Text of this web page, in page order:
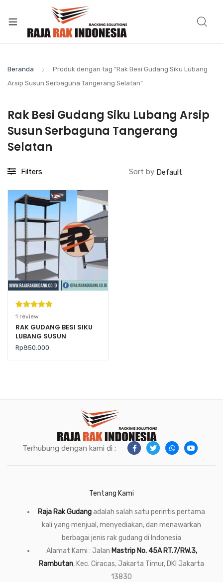
Beranda
Produk dengan tag “Rak Besi Gudang Siku Lubang
Arsip Susun Serbaguna Tangerang Selatan”
Rak Besi Gudang Siku Lubang Arsip
Susun Serbaguna Tangerang
Selatan
Filters Sort by
Peringkat
5.00dari 5
berdasarka
n
1
penilaian
1 review
RAK GUDANG BESI SIKU
LUBANG SUSUN
SERBAGUNA TIPE AZ-50
Rp850.000
Terhubung dengan kami di :
Tentang Kami
Raja Rak Gudangadalah salah satu perintis pertama
kali yang menjual, menyediakan, dan menawarkan
berbagai jenis rak gudang di Indonesia
Alamat Kami : Jalan Mastrip No. 45A RT.7/RW.3,
Rambutan, Kec. Ciracas, Jakarta Timur, DKI Jakarta
13830